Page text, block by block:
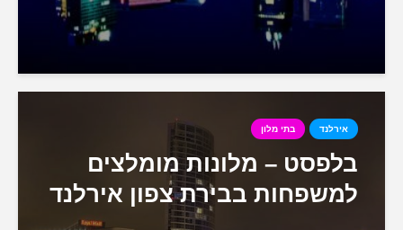
אירלנד בתי מלון
בלפסט – מלונות מומלצים
למשפחות בבירת צפון אירלנד